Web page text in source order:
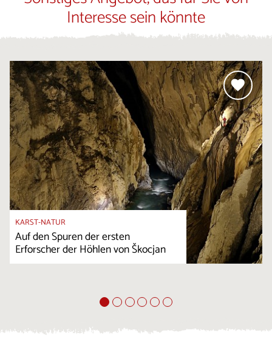
Interesse sein könnte
KARST-NATUR
Auf den Spuren der ersten
Erforscher der Höhlen von Škocjan